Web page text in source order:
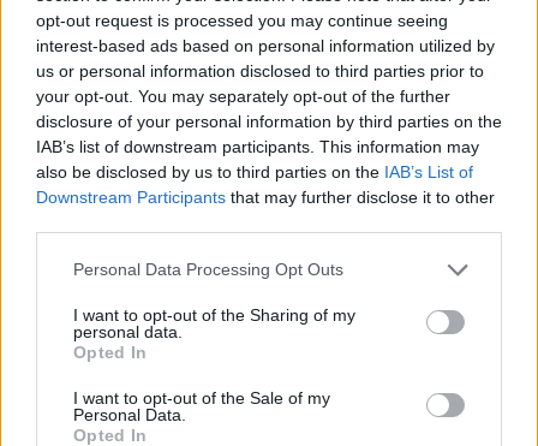
opt-out request is processed you may continue seeing
interest-based ads based on personal information utilized by
us or personal information disclosed to third parties prior to
your opt-out. You may separately opt-out of the further
disclosure of your personal information by third parties on the
IAB’s list of downstream participants. This information may
also be disclosed by us to third parties on the IAB’s List of
Downstream Participants that may further disclose it to other
Personal Data Processing Opt Outs
I want to opt-out of the Sharing of my
personal data.
Opted In
I want to opt-out of the Sale of my
Personal Data.
Opted In
Minősítés
Hogyan lehet minősített
kutyabarát helyed?
Tudj meg többet